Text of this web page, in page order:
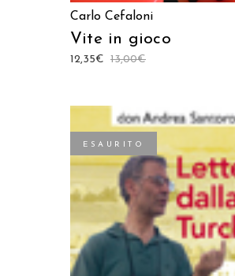
Carlo Cefaloni
Vite in gioco
13,00€
12,35€
ESAURITO
LEGGI TUTTO